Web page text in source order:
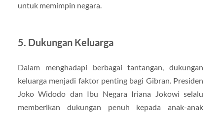
untuk memimpin negara.
5. Dukungan Keluarga
Dalam menghadapi berbagai tantangan, dukungan
keluarga menjadi faktor penting bagi Gibran. Presiden
Joko Widodo dan Ibu Negara Iriana Jokowi selalu
memberikan dukungan penuh kepada anak-anak